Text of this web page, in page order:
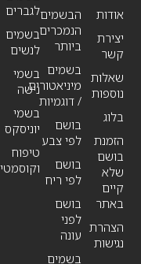
אודות
יצירת
קשר
שאלות
נוספות
בלוג
הזמנת
בושם
שלא
קיים
באתר
הצהרת
נגישות
לגברים
בשמים
לנשים
בשמי
נישה
בשמי
יוניסקס
טיפוח
הבשמים
הנמכרים
ביותר
בשמים
מיניאטורים
/ דוגמיות
בושם
לפי צבע
בושם
לפי ריח
בושם
לפני
עונה
בשמים